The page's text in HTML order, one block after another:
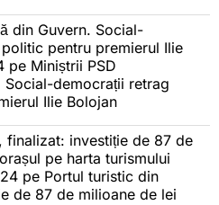
din Guvern. Social-
pentru premierul Ilie
pe Miniștrii PSD
democrații retrag
Ilie Bolojan
finalizat: investiție de 87 de
pe harta turismului
pe Portul turistic din
de 87 de milioane de lei